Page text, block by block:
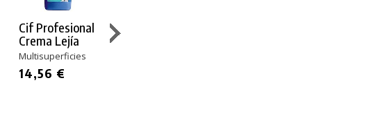
Cif Profesional
Crema Lejía
Multisuperficies
14,56 €
Mr. Proper
Limpiador